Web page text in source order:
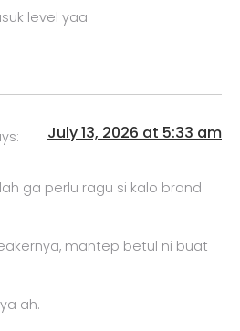
level yaa
July 13, 2026 at 5:33 am
ga perlu ragu si kalo brand
mantep betul ni buat
ah.